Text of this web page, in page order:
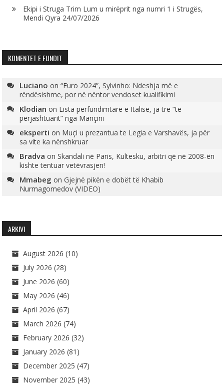
Ekipi i Struga Trim Lum u mirëprit nga numri 1 i Strugës,
Mendi Qyra 24/07/2026
KOMENTET E FUNDIT
Luciano on“Euro 2024”, Sylvinho: Ndeshja më e
rëndësishme, por në nëntor vendoset kualifikimi
Klodian on Lista përfundimtare e Italisë, ja tre “të
përjashtuarit” nga Mançini
eksperti on Muçi u prezantua te Legia e Varshavës, ja për
sa vite ka nënshkruar
Bradva onSkandali në Paris, Kultesku, arbitri që në 2008-ën
kishte tentuar vetëvrasjen!
Mmabeg onGjejnë pikën e dobët të Khabib
Nurmagomedov (VIDEO)
ARKIVI
August 2026 (10)
July 2026 (28)
June 2026 (60)
May 2026 (46)
April 2026 (67)
March 2026 (74)
February 2026 (32)
January 2026 (81)
December 2025 (47)
November 2025 (43)